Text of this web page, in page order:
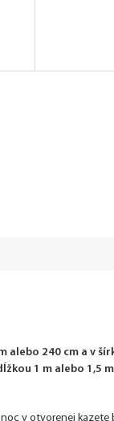
alebo 240 cm a v
1 m alebo 1,5
v otvorenej kazete